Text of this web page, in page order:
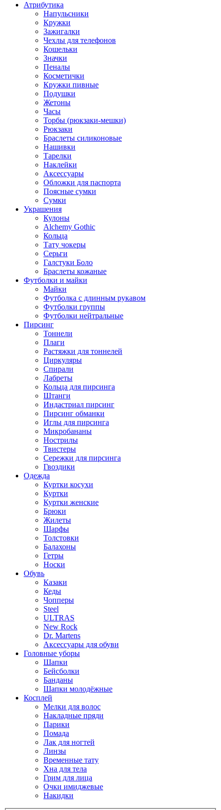
Атрибутика
Напульсники
Кружки
Зажигалки
Чехлы для телефонов
Кошельки
Значки
Пеналы
Косметички
Кружки пивные
Подушки
Жетоны
Часы
Торбы (рюкзаки-мешки)
Рюкзаки
Браслеты силиконовые
Нашивки
Тарелки
Наклейки
Аксессуары
Обложки для паспорта
Поясные сумки
Сумки
Украшения
Кулоны
Alchemy Gothic
Кольца
Тату чокеры
Серьги
Галстуки Боло
Браслеты кожаные
Футболки и майки
Майки
Футболка с длинным рукавом
Футболки группы
Футболки нейтральные
Пирсинг
Тоннели
Плаги
Растяжки для тоннелей
Циркуляры
Спирали
Лабреты
Кольца для пирсинга
Штанги
Индастриал пирсинг
Пирсинг обманки
Иглы для пирсинга
Микробананы
Нострилы
Твистеры
Сережки для пирсинга
Гвоздики
Одежда
Куртки косухи
Куртки
Куртки женские
Брюки
Жилеты
Шарфы
Толстовки
Балахоны
Гетры
Носки
Обувь
Казаки
Кеды
Чопперы
Steel
ULTRAS
New Rock
Dr. Martens
Аксессуары для обуви
Головные уборы
Шапки
Бейсболки
Банданы
Шапки молодёжные
Косплей
Мелки для волос
Накладные пряди
Парики
Помада
Лак для ногтей
Линзы
Временные тату
Хна для тела
Грим для лица
Очки имиджевые
Накидки